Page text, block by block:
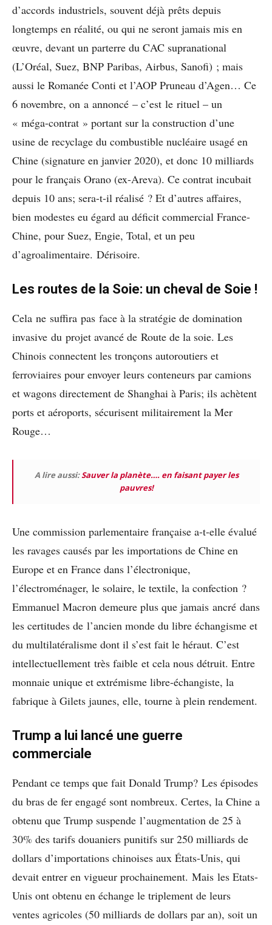
d’accords industriels, souvent déjà prêts depuis
longtemps en réalité, ou qui ne seront jamais mis en
œuvre, devant un parterre du CAC supranational
(L’Oréal, Suez, BNP Paribas, Airbus, Sanofi) ; mais
aussi le Romanée Conti et l’AOP Pruneau d’Agen… Ce
6 novembre, on a annoncé – c’est le rituel – un
« méga-contrat » portant sur la construction d’une
usine de recyclage du combustible nucléaire usagé en
Chine (signature en janvier 2020), et donc 10 milliards
pour le français Orano (ex-Areva). Ce contrat incubait
depuis 10 ans; sera-t-il réalisé ? Et d’autres affaires,
bien modestes eu égard au déficit commercial France-
Chine, pour Suez, Engie, Total, et un peu
d’agroalimentaire. Dérisoire.
Les routes de la Soie: un cheval de Soie !
Cela ne suffira pas face à la stratégie de domination
invasive du projet avancé de Route de la soie. Les
Chinois connectent les tronçons autoroutiers et
ferroviaires pour envoyer leurs conteneurs par camions
et wagons directement de Shanghai à Paris; ils achètent
ports et aéroports, sécurisent militairement la Mer
Rouge…
A lire aussi:Sauver la planète…. en faisant payer les
pauvres!
Une commission parlementaire française a-t-elle évalué
les ravages causés par les importations de Chine en
Europe et en France dans l’électronique,
l’électroménager, le solaire, le textile, la confection ?
Emmanuel Macron demeure plus que jamais ancré dans
les certitudes de l’ancien monde du libre échangisme et
du multilatéralisme dont il s’est fait le héraut. C’est
intellectuellement très faible et cela nous détruit. Entre
monnaie unique et extrémisme libre-échangiste, la
fabrique à Gilets jaunes, elle, tourne à plein rendement.
Trump a lui lancé une guerre
commerciale
Pendant ce temps que fait Donald Trump? Les épisodes
du bras de fer engagé sont nombreux. Certes, la Chine a
obtenu que Trump suspende l’augmentation de 25 à
30% des tarifs douaniers punitifs sur 250 milliards de
dollars d’importations chinoises aux États-Unis, qui
devait entrer en vigueur prochainement. Mais les Etats-
Unis ont obtenu en échange le triplement de leurs
ventes agricoles (50 milliards de dollars par an), soit un